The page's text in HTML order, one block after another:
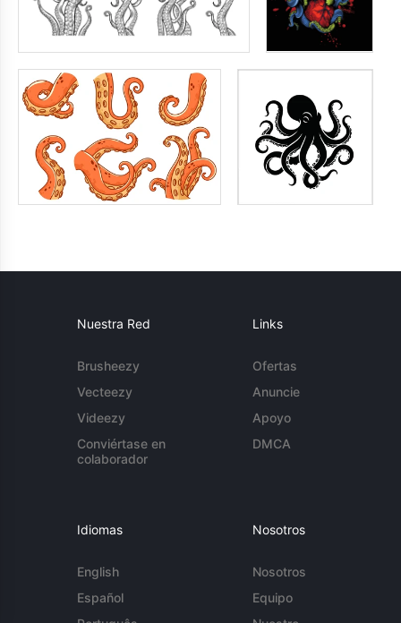
Nuestra Red
Brusheezy
Vecteezy
Videezy
Conviértase en
colaborador
Links
Ofertas
Anuncie
Apoyo
DMCA
Idiomas
English
Español
Nosotros
Nosotros
Equipo